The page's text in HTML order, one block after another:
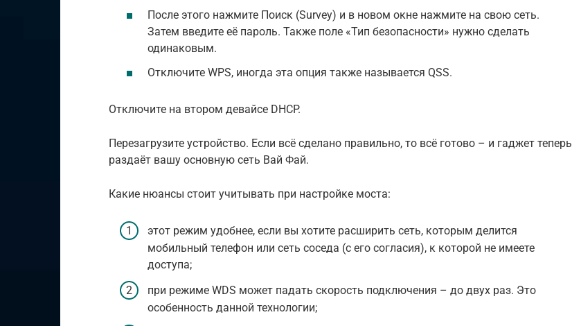
После этого нажмите Поиск (Survey) и в новом окне нажмите на свою сеть.
Затем введите её пароль. Также поле «Тип безопасности» нужно сделать
одинаковым.
Отключите WPS, иногда эта опция также называется QSS.
Отключите на втором девайсе DHCP.
Перезагрузите устройство. Если всё сделано правильно, то всё готово – и гаджет теперь
раздаёт вашу основную сеть Вай Фай.
Какие нюансы стоит учитывать при настройке моста:
этот режим удобнее, если вы хотите расширить сеть, которым делится
мобильный телефон или сеть соседа (с его согласия), к которой не имеете
доступа;
при режиме WDS может падать скорость подключения – до двух раз. Это
особенность данной технологии;